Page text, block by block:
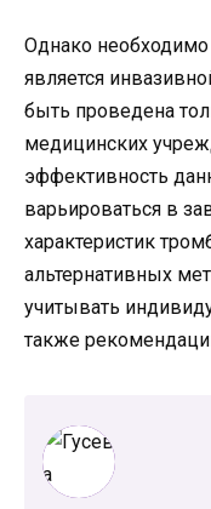
Однако необходимо
является
быть проведена
медицинских
эффективность
варьироваться в
характеристик
альтернативных
учитывать
также